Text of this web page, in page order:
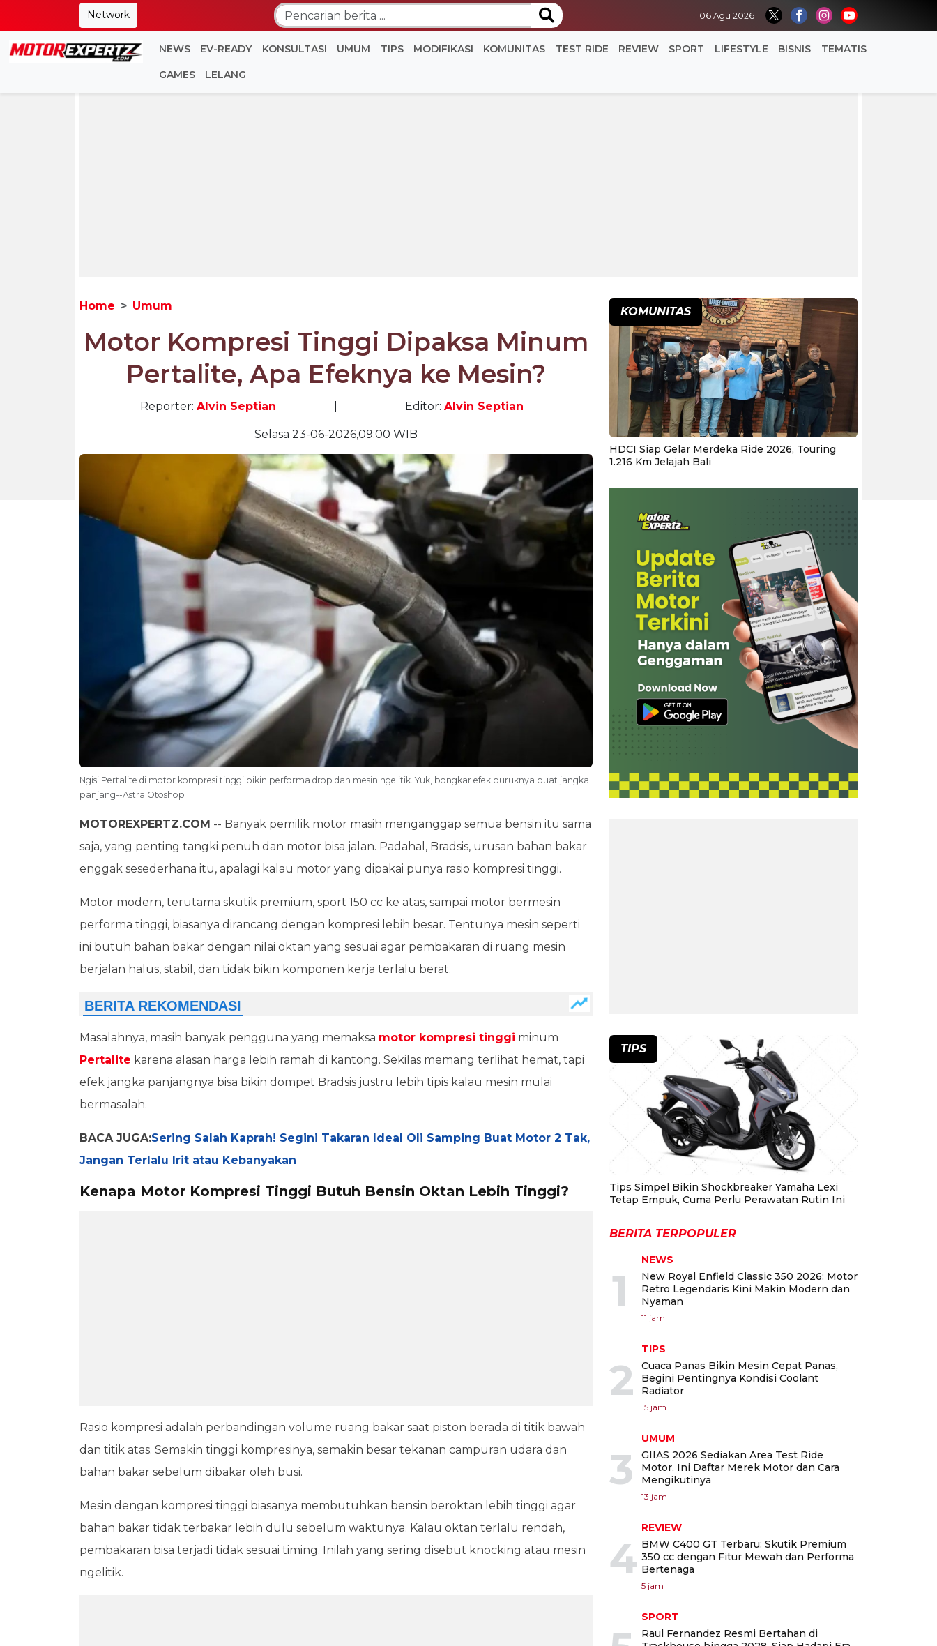
Network 06 Agu 2026
NEWS EV-READY KONSULTASI UMUM TIPS MODIFIKASI KOMUNITAS TEST RIDE REVIEW SPORT LIFESTYLE BISNIS TEMATIS
GAMES LELANG
Home Umum
Motor Kompresi Tinggi Dipaksa Minum
Pertalite, Apa Efeknya ke Mesin?
Reporter: Alvin Septian Editor: Alvin Septian
Selasa 23-06-2026,09:00 WIB
Ngisi Pertalite di motor kompresi tinggi bikin performa drop dan mesin ngelitik. Yuk, bongkar efek buruknya buat jangka
panjang--Astra Otoshop
MOTOREXPERTZ.COM -- Banyak pemilik motor masih menganggap semua bensin itu sama
saja, yang penting tangki penuh dan motor bisa jalan. Padahal, Bradsis, urusan bahan bakar
enggak sesederhana itu, apalagi kalau motor yang dipakai punya rasio kompresi tinggi.
Motor modern, terutama skutik premium, sport 150 cc ke atas, sampai motor bermesin
performa tinggi, biasanya dirancang dengan kompresi lebih besar. Tentunya mesin seperti
ini butuh bahan bakar dengan nilai oktan yang sesuai agar pembakaran di ruang mesin
berjalan halus, stabil, dan tidak bikin komponen kerja terlalu berat.
Masalahnya, masih banyak pengguna yang memaksa motor kompresi tinggi minum
Pertalite karena alasan harga lebih ramah di kantong. Sekilas memang terlihat hemat, tapi
efek jangka panjangnya bisa bikin dompet Bradsis justru lebih tipis kalau mesin mulai
bermasalah.
BACA JUGA:Sering Salah Kaprah! Segini Takaran Ideal Oli Samping Buat Motor 2 Tak,
Jangan Terlalu Irit atau Kebanyakan
Kenapa Motor Kompresi Tinggi Butuh Bensin Oktan Lebih Tinggi?
Rasio kompresi adalah perbandingan volume ruang bakar saat piston berada di titik bawah
dan titik atas. Semakin tinggi kompresinya, semakin besar tekanan campuran udara dan
bahan bakar sebelum dibakar oleh busi.
Mesin dengan kompresi tinggi biasanya membutuhkan bensin beroktan lebih tinggi agar
bahan bakar tidak terbakar lebih dulu sebelum waktunya. Kalau oktan terlalu rendah,
pembakaran bisa terjadi tidak sesuai timing. Inilah yang sering disebut knocking atau mesin
ngelitik.
KOMUNITAS
HDCI Siap Gelar Merdeka Ride 2026, Touring
1.216 Km Jelajah Bali
TIPS
Tips Simpel Bikin Shockbreaker Yamaha Lexi
Tetap Empuk, Cuma Perlu Perawatan Rutin Ini
BERITA TERPOPULER
1
NEWS
New Royal Enfield Classic 350 2026: Motor
Retro Legendaris Kini Makin Modern dan
Nyaman
11 jam
2
TIPS
Cuaca Panas Bikin Mesin Cepat Panas,
Begini Pentingnya Kondisi Coolant
Radiator
15 jam
3
UMUM
GIIAS 2026 Sediakan Area Test Ride
Motor, Ini Daftar Merek Motor dan Cara
Mengikutinya
13 jam
4
REVIEW
BMW C400 GT Terbaru: Skutik Premium
350 cc dengan Fitur Mewah dan Performa
Bertenaga
5 jam
SPORT
Raul Fernandez Resmi Bertahan di